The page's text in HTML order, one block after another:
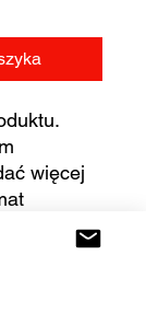
więcej
pielęgnacji